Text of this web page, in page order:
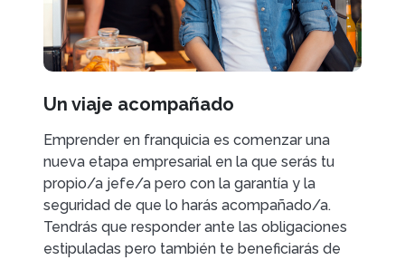
Un viaje acompañado
Emprender en franquicia es comenzar una
nueva etapa empresarial en la que serás tu
propio/a jefe/a pero con la garantía y la
seguridad de que lo harás acompañado/a.
Tendrás que responder ante las obligaciones
estipuladas pero también te beneficiarás de